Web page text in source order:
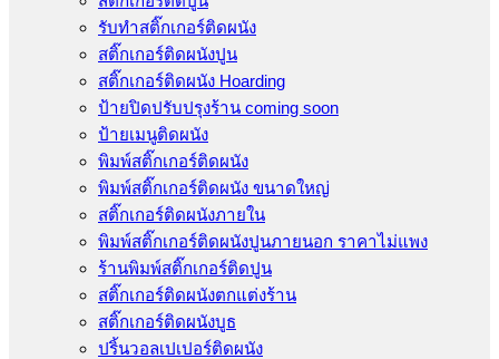
รับทำสติ๊กเกอร์ติดผนัง
สติ๊กเกอร์ติดผนังปูน
สติ๊กเกอร์ติดผนัง Hoarding
ป้ายปิดปรับปรุงร้าน coming soon
ป้ายเมนูติดผนัง
พิมพ์สติ๊กเกอร์ติดผนัง
พิมพ์สติ๊กเกอร์ติดผนัง ขนาดใหญ่
สติ๊กเกอร์ติดผนังภายใน
พิมพ์สติ๊กเกอร์ติดผนังปูนภายนอก ราคาไม่แพง
ร้านพิมพ์สติ๊กเกอร์ติดปูน
สติ๊กเกอร์ติดผนังตกแต่งร้าน
สติ๊กเกอร์ติดผนังบูธ
ปริ้นวอลเปเปอร์ติดผนัง